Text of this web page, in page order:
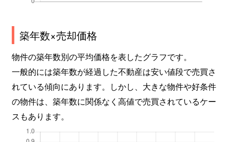
築年数×売却価格
物件の築年数別の平均価格を表したグラフです。
一般的には築年数が経過した不動産は安い値段で売買さ
れている傾向にあります。しかし、大きな物件や好条件
の物件は、築年数に関係なく高値で売買されているケー
スもあります。